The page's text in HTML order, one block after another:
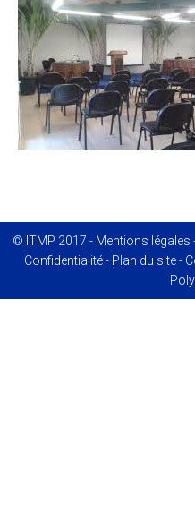
© ITMP 2017 - Mentions légales
Confidentialité- Plan du site-